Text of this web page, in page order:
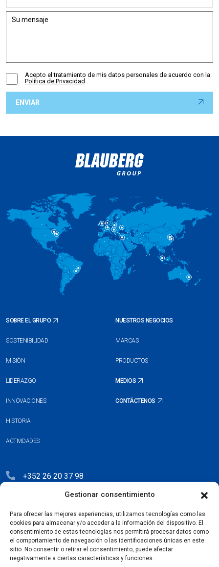
Gestionar consentimiento
Para ofrecer las mejores experiencias, utilizamos tecnologías como las
cookies para almacenar y/o acceder a la información del dispositivo. El
consentimiento de estas tecnologías nos permitirá procesar datos como
el comportamiento de navegación o las identificaciones únicas en este
sitio. No consentir o retirar el consentimiento, puede afectar
negativamente a ciertas características y funciones.
Acepto el tratamiento de mis datos personales de acuerdo con la
Política de Privacidad
SOBRE EL GRUPO
SOSTENIBILIDAD
MISIÓN
LIDERAZGO
INNOVACIONES
HISTORIA
ACTIVIDADES
NUESTROS NEGOCIOS
MARCAS
PRODUCTOS
MEDIOS
CONTÁCTENOS
+352 26 20 37 98
hello@blauberg-group.com
28, avenue Pasteur, L-2310 Luxembourg
Registration: R.C.S. B222893